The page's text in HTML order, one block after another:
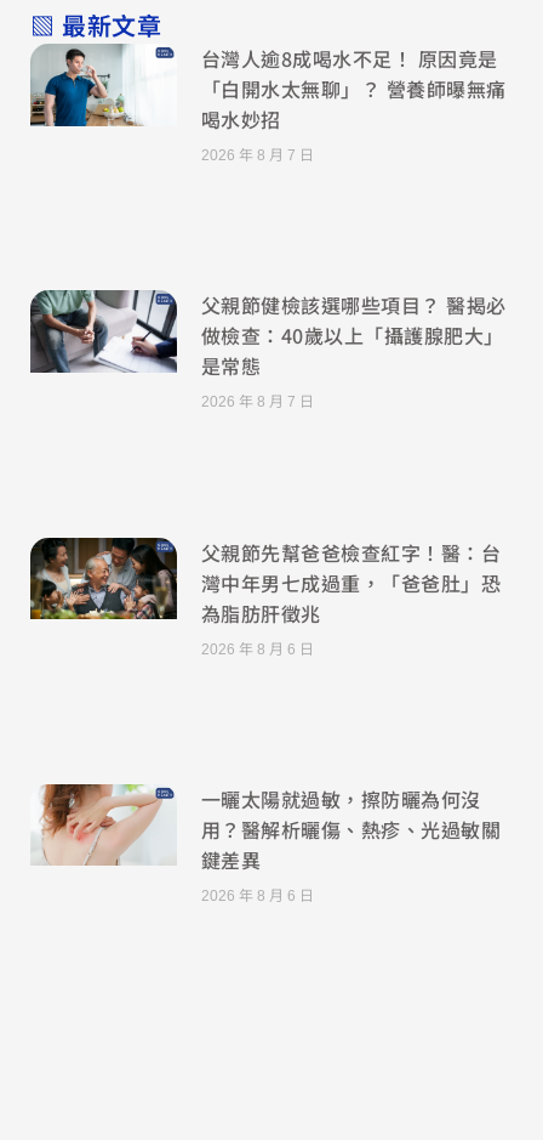
▧ 最新文章
台灣人逾8成喝水不足！ 原因竟是
「白開水太無聊」？ 營養師曝無痛
喝水妙招
2026 年 8 月 7 日
父親節健檢該選哪些項目？ 醫揭必
做檢查：40歲以上「攝護腺肥大」
是常態
2026 年 8 月 7 日
父親節先幫爸爸檢查紅字！醫：台
灣中年男七成過重，「爸爸肚」恐
為脂肪肝徵兆
2026 年 8 月 6 日
一曬太陽就過敏，擦防曬為何沒
用？醫解析曬傷、熱疹、光過敏關
鍵差異
2026 年 8 月 6 日